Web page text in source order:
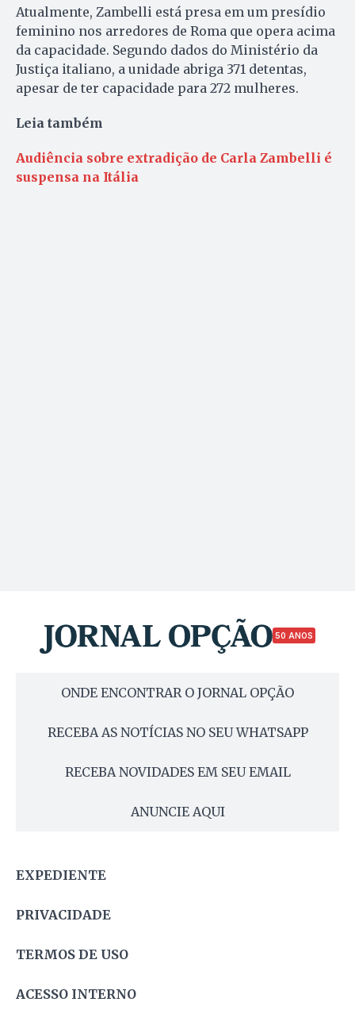
Atualmente, Zambelli está presa em um presídio
feminino nos arredores de Roma que opera acima
da capacidade. Segundo dados do Ministério da
Justiça italiano, a unidade abriga 371 detentas,
apesar de ter capacidade para 272 mulheres.
Leia também
Audiência sobre extradição de Carla Zambelli é
suspensa na Itália
50 ANOS
ONDE ENCONTRAR O JORNAL OPÇÃO
RECEBA AS NOTÍCIAS NO SEU WHATSAPP
RECEBA NOVIDADES EM SEU EMAIL
ANUNCIE AQUI
EXPEDIENTE
PRIVACIDADE
TERMOS DE USO
ACESSO INTERNO